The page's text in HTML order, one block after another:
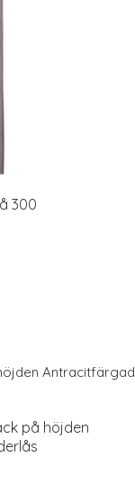
300
på höjden